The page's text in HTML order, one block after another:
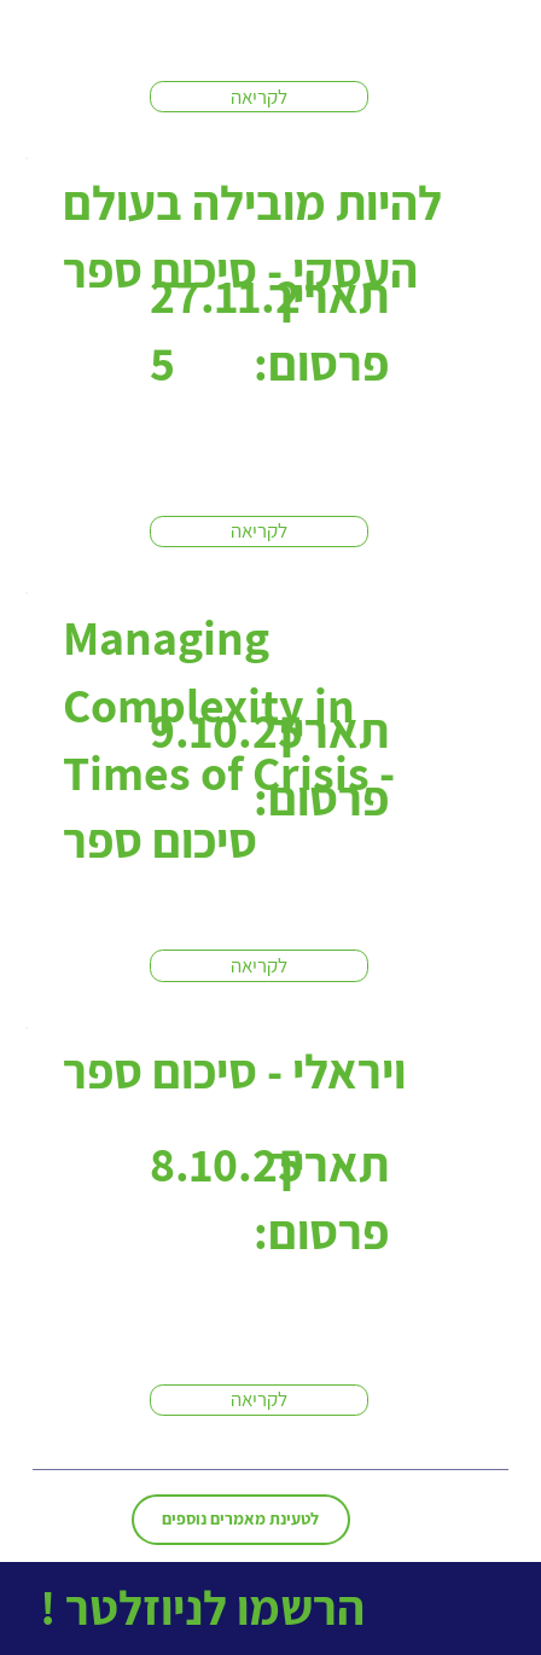
לטעינת מאמרים נוספים
לקריאה
להיות מובילה בעולם
העסקי - סיכום ספר
לקריאה
27.11.2
5
תאריך
פרסום:
Managing
Complexity in
Times of Crisis -
סיכום ספר
לקריאה
9.10.25תאריך
פרסום:
ויראלי - סיכום ספר
לקריאה
8.10.25תאריך
פרסום:
! הרשמו לניוזלטר